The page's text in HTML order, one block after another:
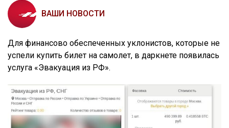
ВАШИ НОВОСТИ
Для финансово обеспеченных уклонистов, которые не
успели купить билет на самолет, в даркнете появилась
услуга «Эвакуация из РФ».